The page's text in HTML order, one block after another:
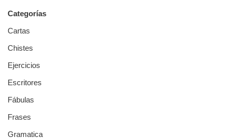
Categorías
Cartas
Chistes
Ejercicios
Escritores
Fábulas
Frases
Gramatica